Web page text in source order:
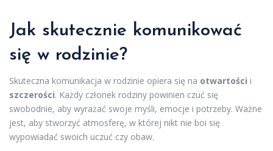
Jak skutecznie komunikować
się w rodzinie?
Skuteczna komunikacja w rodzinie opiera się na otwartości i
szczerości. Każdy członek rodziny powinien czuć się
swobodnie, aby wyrażać swoje myśli, emocje i potrzeby. Ważne
jest, aby stworzyć atmosferę, w której nikt nie boi się
wypowiadać swoich uczuć czy obaw.